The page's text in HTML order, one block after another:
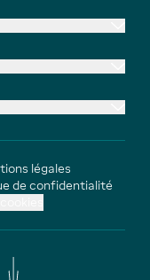
légales
de confidentialité